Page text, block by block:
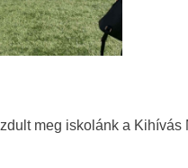
meg iskolánk a Kihívás